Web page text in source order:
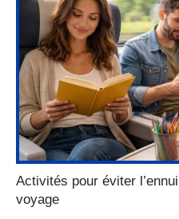
Activités pour éviter
voyage